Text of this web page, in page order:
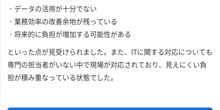
・データの活用が十分でない
・業務効率の改善余地が残っている
・将来的に負担が増加する可能性がある
といった点が見受けられました。また、ITに関する対応についても
専門の担当者がいない中で現場が対応されており、見えにくい負
担が積み重なっている状態でした。